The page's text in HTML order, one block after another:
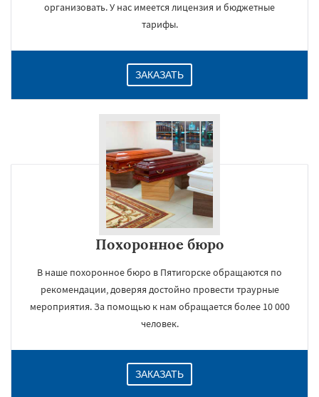
организовать. У нас имеется лицензия и бюджетные
тарифы.
ЗАКАЗАТЬ
Похоронное бюро
В наше похоронное бюро в Пятигорске обращаются по
рекомендации, доверяя достойно провести траурные
мероприятия. За помощью к нам обращается более 10 000
человек.
ЗАКАЗАТЬ